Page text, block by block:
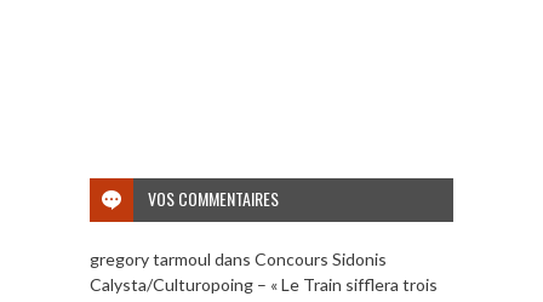
VOS COMMENTAIRES
gregory tarmoul dans Concours Sidonis
Calysta/Culturopoing – « Le Train sifflera trois